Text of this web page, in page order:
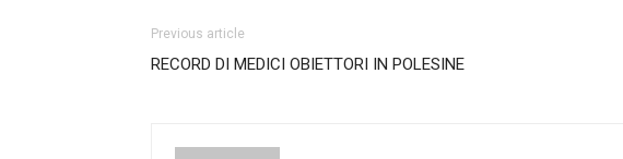
Previous article
RECORD DI MEDICI OBIETTORI IN POLESINE